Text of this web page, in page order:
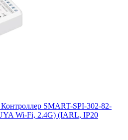
SMART-SPI-302-82-
Wi-Fi, 2.4G) (IARL, IP20